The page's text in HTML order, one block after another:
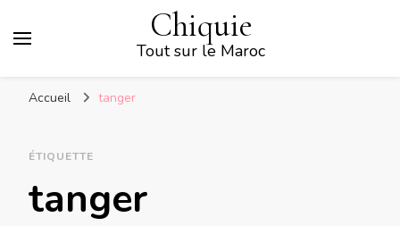
Chiquie
Tout sur le Maroc
Accueil tanger
ÉTIQUETTE
tanger